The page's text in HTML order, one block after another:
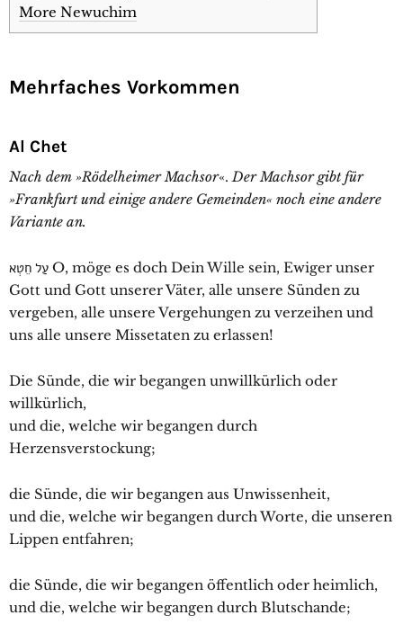
More Newuchim
Mehrfaches Vorkommen
Al Chet
Nach dem »Rödelheimer Machsor«.Der Machsor gibt für
»Frankfurt und einige andere Gemeinden« noch eine andere
Variante an.
עַל חֵטְא O, möge es doch Dein Wille sein, Ewiger unser
Gott und Gott unserer Väter, alle unsere Sünden zu
vergeben, alle unsere Vergehungen zu verzeihen und
uns alle unsere Missetaten zu erlassen!
Die Sünde, die wir begangen unwillkürlich oder
willkürlich,
und die, welche wir begangen durch
Herzensverstockung;
die Sünde, die wir begangen aus Unwissenheit,
und die, welche wir begangen durch Worte, die unseren
Lippen entfahren;
die Sünde, die wir begangen öffentlich oder heimlich,
und die, welche wir begangen durch Blutschande;